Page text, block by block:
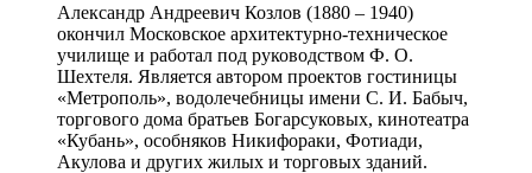
Александр Андреевич Козлов (1880 – 1940)
окончил Московское архитектурно-техническое
училище и работал под руководством Ф. О.
Шехтеля. Является автором проектов гостиницы
«Метрополь», водолечебницы имени С. И. Бабыч,
торгового дома братьев Богарсуковых, кинотеатра
«Кубань», особняков Никифораки, Фотиади,
Акулова и других жилых и торговых зданий.